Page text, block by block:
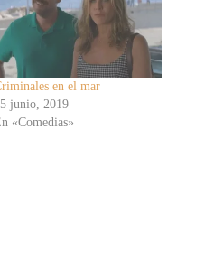
en el mar
junio, 2019
«Comedias»